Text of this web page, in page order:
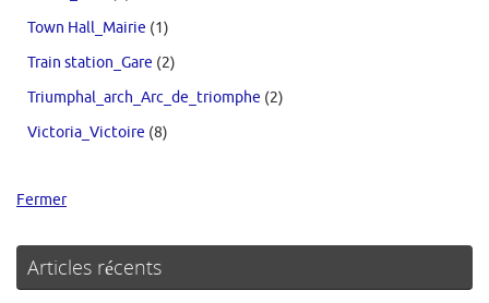
Town Hall_Mairie (1)
Train station_Gare (2)
Triumphal_arch_Arc_de_triomphe (2)
Victoria_Victoire (8)
Fermer
Articles récents